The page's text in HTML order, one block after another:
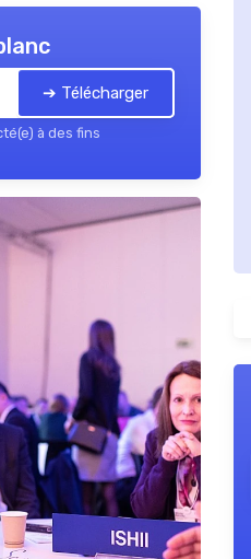
➔ Télécharger
à des fins